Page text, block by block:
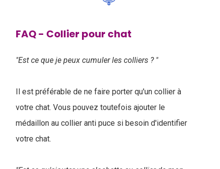
FAQ - Collier pour chat
"Est ce que je peux cumuler les colliers ? "
Il est préférable de ne faire porter qu'un collier à
votre chat. Vous pouvez toutefois ajouter le
médaillon au collier anti puce si besoin d'identifier
votre chat.